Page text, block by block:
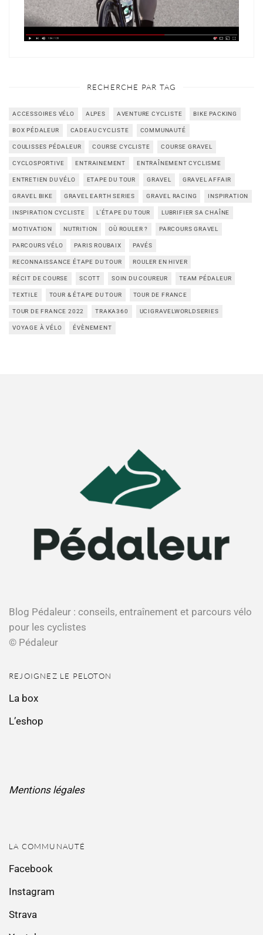
RECHERCHE PAR TAG
ACCESSOIRES VÉLO ALPES AVENTURE CYCLISTE BIKE PACKING
BOX PÉDALEUR CADEAU CYCLISTE COMMUNAUTÉ
COULISSES PÉDALEUR COURSE CYCLISTE COURSE GRAVEL
CYCLOSPORTIVE ENTRAINEMENT ENTRAÎNEMENT CYCLISME
ENTRETIEN DU VÉLO ETAPE DU TOUR GRAVEL GRAVEL AFFAIR
GRAVEL BIKE GRAVEL EARTH SERIES GRAVEL RACING INSPIRATION
INSPIRATION CYCLISTE L'ÉTAPE DU TOUR LUBRIFIER SA CHAÎNE
MOTIVATION NUTRITION OÙ ROULER ? PARCOURS GRAVEL
PARCOURS VÉLO PARIS ROUBAIX PAVÉS
RECONNAISSANCE ÉTAPE DU TOUR ROULER EN HIVER
RÉCIT DE COURSE SCOTT SOIN DU COUREUR TEAM PÉDALEUR
TEXTILE TOUR & ÉTAPE DU TOUR TOUR DE FRANCE
TOUR DE FRANCE 2022 TRAKA360 UCIGRAVELWORLDSERIES
VOYAGE À VÉLO ÉVÈNEMENT
Blog Pédaleur : conseils, entraînement et parcours vélo
pour les cyclistes
© Pédaleur
REJOIGNEZ LE PELOTON
La box
L’eshop
Mentions légales
LA COMMUNAUTÉ
Facebook
Instagram
Strava